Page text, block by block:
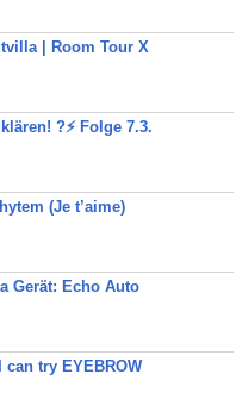
| Room Tour X
?⚡️ Folge 7.3.
(Je t’aime)
Gerät: Echo Auto
can try EYEBROW